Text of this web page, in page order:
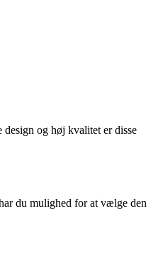
og høj kvalitet er disse
du mulighed for at vælge den